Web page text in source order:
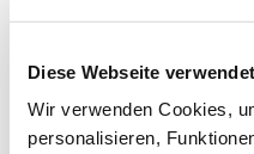
Diese Webseite
Wir verwenden Cookies,
personalisieren,